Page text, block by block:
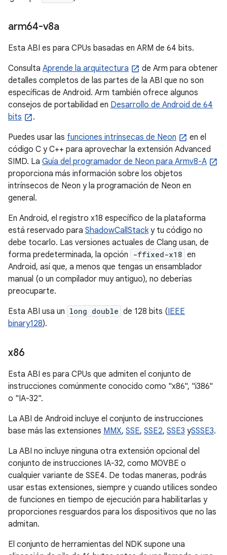
arm64-v8a
Esta ABI es para CPUs basadas en ARM de 64 bits.
Consulta Aprende la arquitectura
de Arm para obtener
detalles completos de las partes de la ABI que no son
específicas de Android. Arm también ofrece algunos
consejos de portabilidad en Desarrollo de Android de 64
bits
.
Puedes usar las funciones intrínsecas de Neon
en el
código C y C++ para aprovechar la extensión Advanced
SIMD. La Guía del programador de Neon para Armv8-A
proporciona más información sobre los objetos
intrínsecos de Neon y la programación de Neon en
general.
En Android, el registro x18 específico de la plataforma
está reservado para ShadowCallStacky tu código no
debe tocarlo. Las versiones actuales de Clang usan, de
forma predeterminada, la opción
-ffixed-x18 en
Android, así que, a menos que tengas un ensamblador
manual (o un compilador muy antiguo), no deberías
preocuparte.
Esta ABI usa un long double de 128 bits (IEEE
binary128).
x86
Esta ABI es para CPUs que admiten el conjunto de
instrucciones comúnmente conocido como "x86", "i386"
o "IA-32".
La ABI de Android incluye el conjunto de instrucciones
base más las extensiones MMX, SSE, SSE2, SSE3 ySSSE3.
La ABI no incluye ninguna otra extensión opcional del
conjunto de instrucciones IA-32, como MOVBE o
cualquier variante de SSE4. De todas maneras, podrás
usar estas extensiones, siempre y cuando utilices sondeo
de funciones en tiempo de ejecución para habilitarlas y
proporciones resguardos para los dispositivos que no las
admitan.
El conjunto de herramientas del NDK supone una